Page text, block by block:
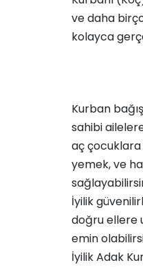
ve daha
kolayca
Kurban
sahibi
aç
yemek, ve
İyilik
doğru ellere
emin
İyilik Adak